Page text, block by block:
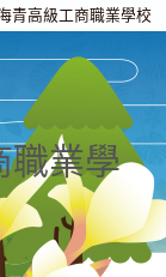
青高級工商職業學校
職業學